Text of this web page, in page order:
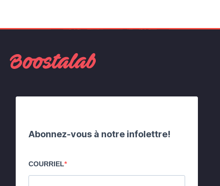
Abonnez-vous à notre infolettre!
COURRIEL